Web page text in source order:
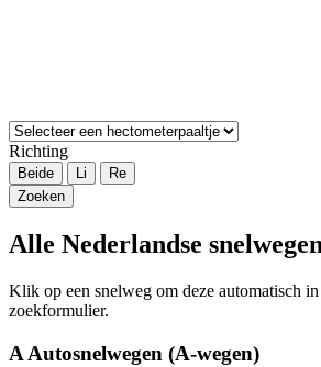
Richting
Beide Li
Re
Zoeken
Alle Nederlandse
Klik op een snelweg om deze automatisch
zoekformulier.
A Autosnelwegen (A-wegen)